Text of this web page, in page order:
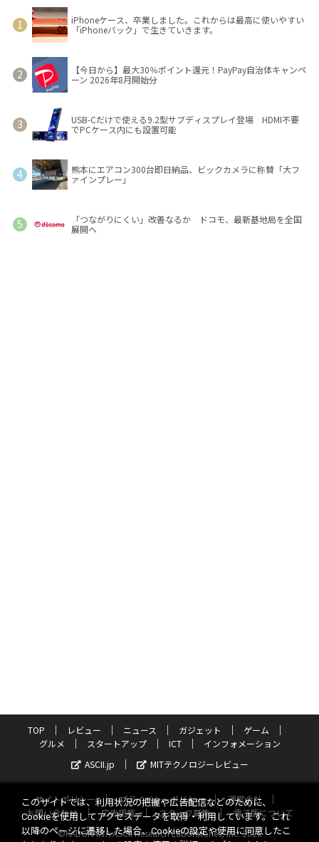
iPhoneケース、卒業しました。これからは最高に使いやすい
「iPhoneバック」で生きていきます。
【今日から】最大30％ポイント還元！PayPay自治体キャンペ
ーン 2026年8月開始分
USB-Cだけで使える9.2型サブディスプレイ登場 HDMI不要
でPCケース内にも設置可能
熊本にエアコン300台即日納品、ビックカメラに称賛「大フ
ァインプレー」
「つながりにくい」改善なるか ドコモ、最新基地局を全国
展開へ
TOP レビュー ニュース ガジェット
ゲーム
グルメ
スタートアップ ICT
インフォメーション
ASCII.jp
MITテクノロジーレビュー
サイトポリシー プライバシーポリシー
運営会社
お問い合わせ
広告掲載 スタッフ募集
電子版について
©KADOKAWA ASCII Research Laboratories, Inc. 2026
このサイトでは、利用状況の把握や広告配信などのために、
Cookieを使用してアクセスデータを取得・利用しています。これ
以降のページに遷移した場合、Cookieの設定や使用に同意したこ